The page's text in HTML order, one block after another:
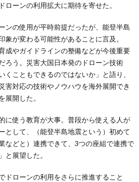
ローンの利用拡大に期待を寄せた。
ンの使用が平時前提だったが、能登半島
象が変わる可能性があることに言及。
成やガイドラインの整備などが今後重要
ろう。災害大国日本発のドローン技術
くこともできるのではないか」と語り、
害対応の技術やノウハウを海外展開でき
展開した。
に使う教育が大事。普段から使える人が
として、（能登半島地震という）初めて
などと）連携できて、3つの座組で連携で
と展望した。
ドローンの利用をさらに推進すること